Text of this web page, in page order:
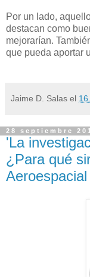
Por un lado,
destacan como
mejorarían.
que pueda aportar
Jaime D. Salas el
28 septiembre
'La
¿Para qué